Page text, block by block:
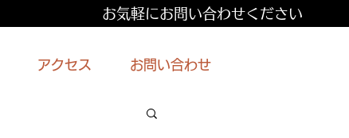
お気軽にお問い合わせください
アクセス お問い合わせ